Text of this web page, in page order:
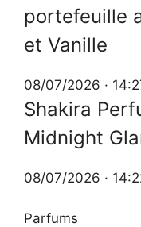
portefeuille
et Vanille
08/07/2026 ·
Shakira
Midnight
08/07/2026 ·
Parfums